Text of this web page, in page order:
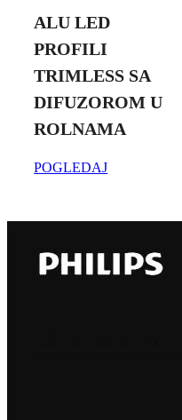
ALU LED
PROFILI
TRIMLESS SA
DIFUZOROM U
ROLNAMA
POGLEDAJ